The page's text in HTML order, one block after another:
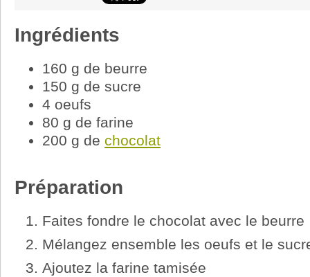
Ingrédients
160 g de beurre
150 g de sucre
4 oeufs
80 g de farine
200 g de chocolat
Préparation
Faites fondre le chocolat avec le beurre
Mélangez ensemble les oeufs et le
Ajoutez la farine tamisée